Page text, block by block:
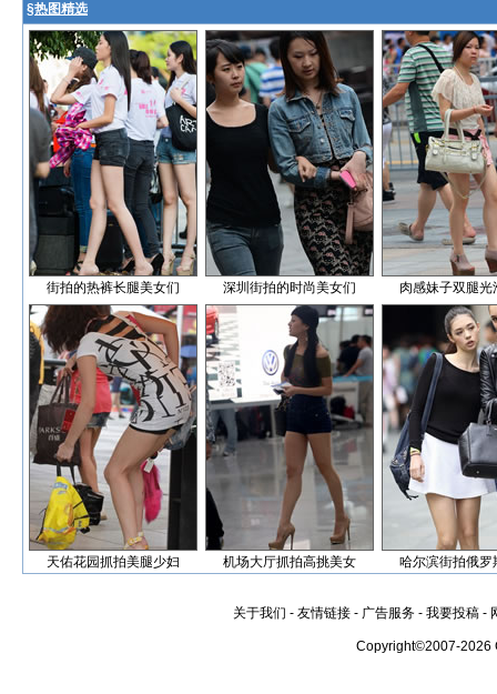
§热图精选
街拍的热裤长腿美女们 深圳街拍的时尚美女们 肉感妹子双腿光
天佑花园抓拍美腿少妇 机场大厅抓拍高挑美女 哈尔滨街拍俄罗
关于我们 - 友情链接 - 广告服务 - 我要投稿 -
Copyright©2007-2026